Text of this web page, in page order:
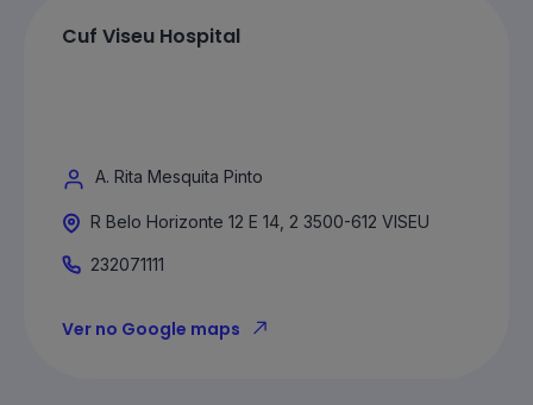
Cuf Viseu Hospital
A. Rita Mesquita Pinto
R Belo Horizonte 12 E 14, 2 3500-612 VISEU
232071111
Ver no Google maps